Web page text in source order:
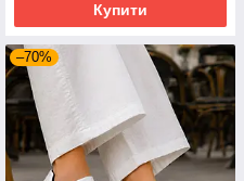
Купити
–70%